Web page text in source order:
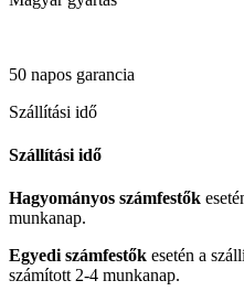
50 napos garancia
Szállítási idő
Szállítási idő
Hagyományos számfestők
munkanap.
Egyedi számfestők esetén a
számított 2-4 munkanap.